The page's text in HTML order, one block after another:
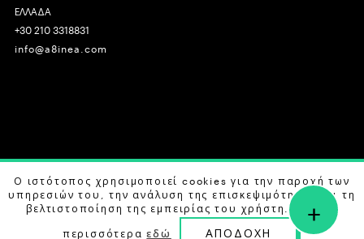
ΕΛΛΑΔΑ
+30 210 3318831
info@a8inea.com
COPYRIGHT © 2026 αθηΝΕΑ, ALL RIGHTS RESERVED.
DESIGN BY G DESIGN STUDIO. DEVELOPED BYB LABS
Ο ιστότοπος χρησιμοποιεί cookies για την παροχή των
υπηρεσιών του, την ανάλυση της επισκεψιμότητας και τη
βελτιστοποίηση της εμπειρίας του χρήστη. Μάθετε
περισσότεραεδώ ΑΠΟΔΟΧΗ
+